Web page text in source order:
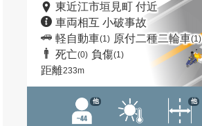
東近江市垣見町 付近
車両相互 小破事故
軽自動車(1) 原付二種二輪車(1)
死亡(0) 負傷(1)
距離233m
他 他